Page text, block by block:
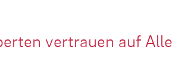
vertrauen auf